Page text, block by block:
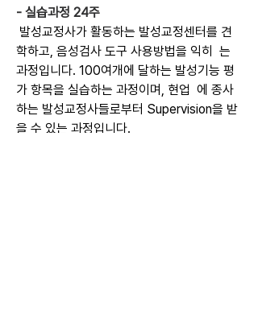
- 실습과정 24주
발성교정사가 활동하는 발성교정센터를 견
학하고, 음성검사 도구 사용방법을 익히
는
과정입니다. 100여개에 달하는 발성기능 평
가 항목을 실습하는 과정이며, 현업 에 종사
하는 발성교정사들로부터 Supervision을 받
을 수 있는 과정입니다.